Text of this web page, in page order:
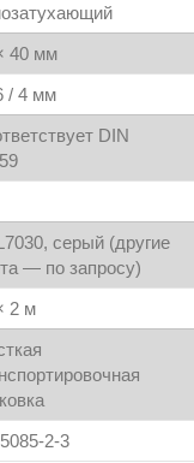
40 мм
/ 4 мм
DIN
серый (другие
— по запросу)
2 м
2-3